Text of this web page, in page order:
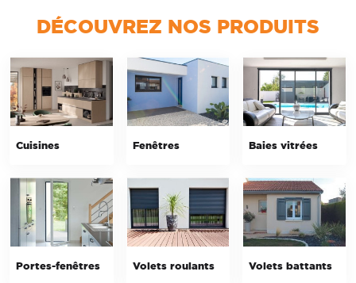
Dimanche
Fermé
DÉCOUVREZ NOS PRODUITS
Cuisines Fenêtres Baies vitrées
Portes-fenêtres Volets roulants Volets battants